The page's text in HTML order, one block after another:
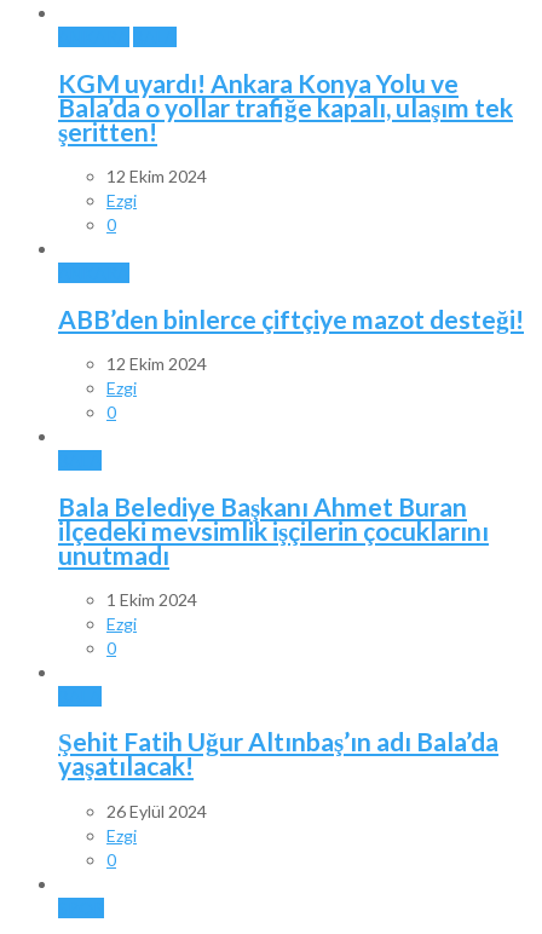
KGM uyardı! Ankara Konya Yolu ve
Bala’da o yollar trafiğe kapalı, ulaşım tek
şeritten!
12 Ekim 2024
Ezgi
0
ABB’den binlerce çiftçiye mazot desteği!
12 Ekim 2024
Ezgi
0
Bala Belediye Başkanı Ahmet Buran
ilçedeki mevsimlik işçilerin çocuklarını
unutmadı
1 Ekim 2024
Ezgi
0
Şehit Fatih Uğur Altınbaş’ın adı Bala’da
yaşatılacak!
26 Eylül 2024
Ezgi
0